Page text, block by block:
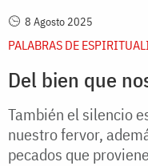
8 Agosto 2025
PALABRAS DE
Del bien que
También el silencio
nuestro fervor,
pecados que